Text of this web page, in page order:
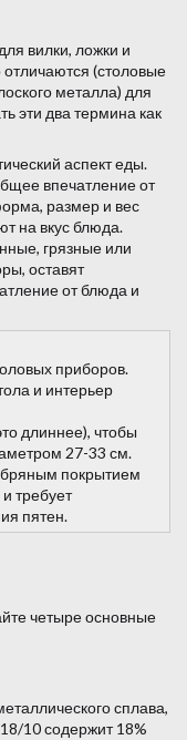
вилки, ложки и
(столовые
металла) для
эти два термина как
аспект еды.
впечатление от
размер и вес
на вкус блюда.
грязные или
оставят
от блюда и
приборов.
и интерьер
длиннее), чтобы
27-33 см.
покрытием
требует
пятен.
четыре основные
сплава,
10 содержит 18%